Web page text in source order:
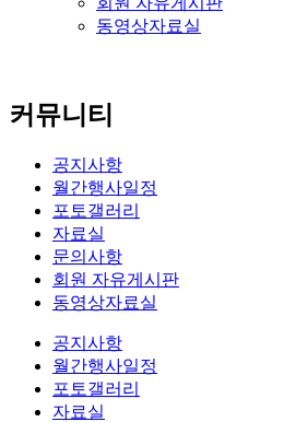
동영상자료실
커뮤니티
공지사항
월간행사일정
포토갤러리
자료실
문의사항
회원 자유게시판
동영상자료실
공지사항
월간행사일정
포토갤러리
자료실